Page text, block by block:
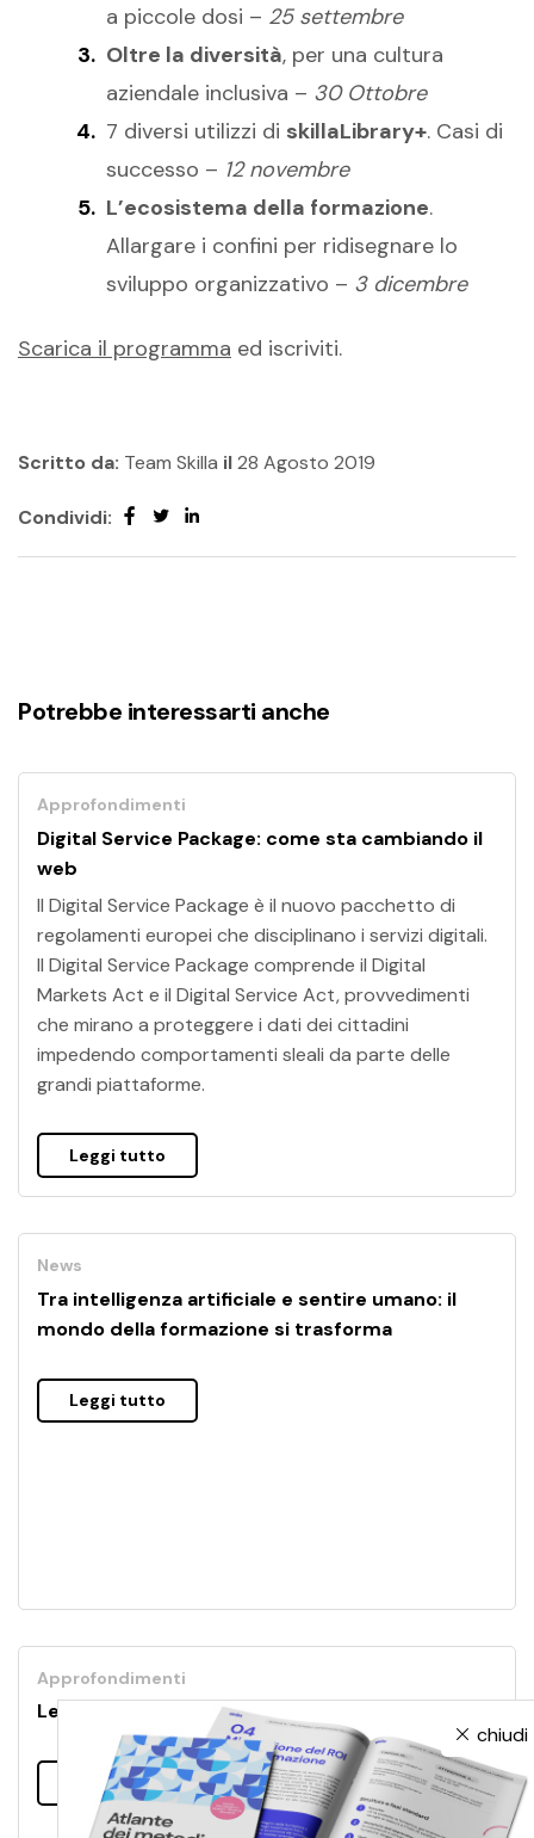
a piccole dosi – 25 settembre
Oltre la diversità, per una cultura
aziendale inclusiva – 30 Ottobre
7 diversi utilizzi di skillaLibrary+. Casi di
successo – 12 novembre
L’ecosistema della formazione.
Allargare i confini per ridisegnare lo
sviluppo organizzativo – 3 dicembre
Scarica il programma ed iscriviti.
Scritto da: Team Skilla il28 Agosto 2019
Condividi:
Potrebbe interessarti anche
Approfondimenti
Digital Service Package: come sta cambiando il
web
Il Digital Service Package è il nuovo pacchetto di
regolamenti europei che disciplinano i servizi digitali.
Il Digital Service Package comprende il Digital
Markets Act e il Digital Service Act, provvedimenti
che mirano a proteggere i dati dei cittadini
impedendo comportamenti sleali da parte delle
grandi piattaforme.
Leggi tutto
News
Tra intelligenza artificiale e sentire umano: il
mondo della formazione si trasforma
Leggi tutto
Approfondimenti
Le buone abitudini partono dalla scrivania
Leggi tutto
chiudi